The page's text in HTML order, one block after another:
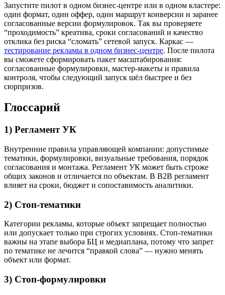
Запустите пилот в одном бизнес-центре или в одном кластере:
один формат, один оффер, один маршрут конверсии и заранее
согласованные версии формулировок. Так вы проверяете
“проходимость” креатива, сроки согласований и качество
отклика без риска “сломать” сетевой запуск. Каркас —
тестирование рекламы в одном бизнес-центре. После пилота
вы сможете сформировать пакет масштабирования:
согласованные формулировки, мастер-макеты и правила
контроля, чтобы следующий запуск шёл быстрее и без
сюрпризов.
Глоссарий
1) Регламент УК
Внутренние правила управляющей компании: допустимые
тематики, формулировки, визуальные требования, порядок
согласования и монтажа. Регламент УК может быть строже
общих законов и отличается по объектам. В B2B регламент
влияет на сроки, бюджет и сопоставимость аналитики.
2) Стоп-тематики
Категории рекламы, которые объект запрещает полностью
или допускает только при строгих условиях. Стоп-тематики
важны на этапе выбора БЦ и медиаплана, потому что запрет
по тематике не лечится “правкой слова” — нужно менять
объект или формат.
3) Стоп-формулировки